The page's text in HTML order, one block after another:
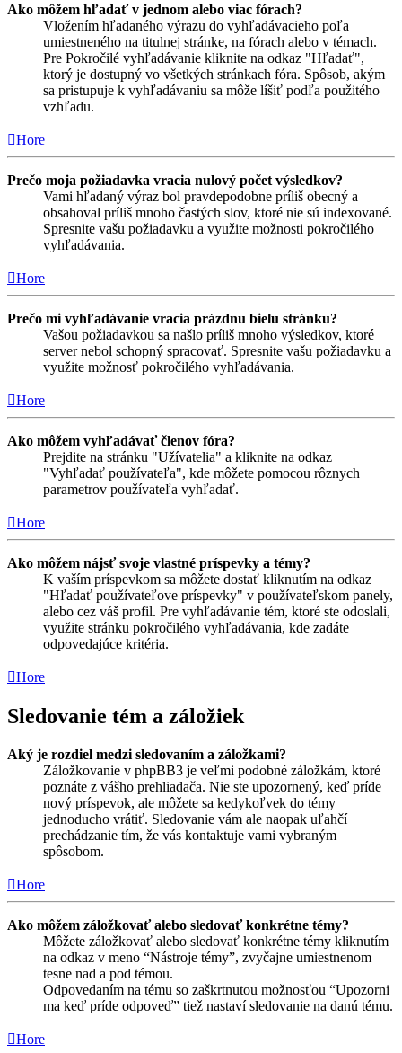
Ako môžem hľadať v jednom alebo viac fórach?
Vložením hľadaného výrazu do vyhľadávacieho poľa
umiestneného na titulnej stránke, na fórach alebo v témach.
Pre Pokročilé vyhľadávanie kliknite na odkaz "Hľadať",
ktorý je dostupný vo všetkých stránkach fóra. Spôsob, akým
sa pristupuje k vyhľadávaniu sa môže líšiť podľa použitého
vzhľadu.
Hore
Prečo moja požiadavka vracia nulový počet výsledkov?
Vami hľadaný výraz bol pravdepodobne príliš obecný a
obsahoval príliš mnoho častých slov, ktoré nie sú indexované.
Spresnite vašu požiadavku a využite možnosti pokročilého
vyhľadávania.
Hore
Prečo mi vyhľadávanie vracia prázdnu bielu stránku?
Vašou požiadavkou sa našlo príliš mnoho výsledkov, ktoré
server nebol schopný spracovať. Spresnite vašu požiadavku a
využite možnosť pokročilého vyhľadávania.
Hore
Ako môžem vyhľadávať členov fóra?
Prejdite na stránku "Užívatelia" a kliknite na odkaz
"Vyhľadať používateľa", kde môžete pomocou rôznych
parametrov používateľa vyhľadať.
Hore
Ako môžem nájsť svoje vlastné príspevky a témy?
K vaším príspevkom sa môžete dostať kliknutím na odkaz
"Hľadať používateľove príspevky" v používateľskom panely,
alebo cez váš profil. Pre vyhľadávanie tém, ktoré ste odoslali,
využite stránku pokročilého vyhľadávania, kde zadáte
odpovedajúce kritéria.
Hore
Sledovanie tém a záložiek
Aký je rozdiel medzi sledovaním a záložkami?
Záložkovanie v phpBB3 je veľmi podobné záložkám, ktoré
poznáte z vášho prehliadača. Nie ste upozornený, keď príde
nový príspevok, ale môžete sa kedykoľvek do témy
jednoducho vrátiť. Sledovanie vám ale naopak uľahčí
prechádzanie tím, že vás kontaktuje vami vybraným
spôsobom.
Hore
Ako môžem záložkovať alebo sledovať konkrétne témy?
Môžete záložkovať alebo sledovať konkrétne témy kliknutím
na odkaz v meno “Nástroje témy”, zvyčajne umiestnenom
tesne nad a pod témou.
Odpovedaním na tému so zaškrtnutou možnosťou “Upozorni
ma keď príde odpoveď” tiež nastaví sledovanie na danú tému.
Hore